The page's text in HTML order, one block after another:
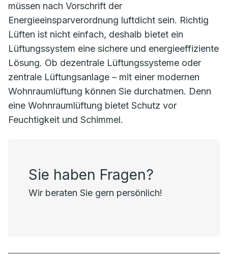
müssen nach Vorschrift der
Energieeinsparverordnung luftdicht sein. Richtig
Lüften ist nicht einfach, deshalb bietet ein
Lüftungssystem eine sichere und energieeffiziente
Lösung. Ob dezentrale Lüftungssysteme oder
zentrale Lüftungsanlage – mit einer modernen
Wohnraumlüftung können Sie durchatmen. Denn
eine Wohnraumlüftung bietet Schutz vor
Feuchtigkeit und Schimmel.
Sie haben Fragen?
Wir beraten Sie gern persönlich!